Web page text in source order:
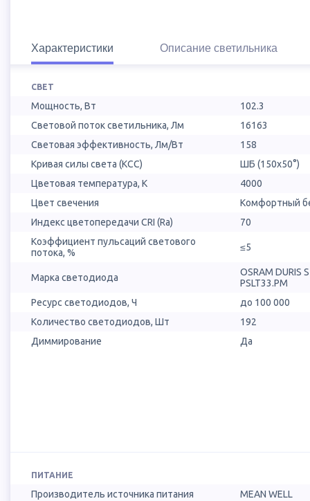
Характеристики Описание светильника
СВЕТ
Мощность, Вт
102.3
Световой поток светильника, Лм
16163
Световая эффективность, Лм/Вт
158
Кривая силы света (КСС)
ШБ (150х50°)
Цветовая температура, К
4000
Цвет свечения
Комфортный
Индекс цветопередачи CRI (Ra)
70
Коэффициент пульсаций светового
потока, %
≤5
Марка светодиода
OSRAM DURIS
PSLT33.PM
Ресурс светодиодов, Ч
до 100 000
Количество светодиодов, Шт
192
Диммирование
Да
ПИТАНИЕ
Производитель источника питания
MEAN WELL